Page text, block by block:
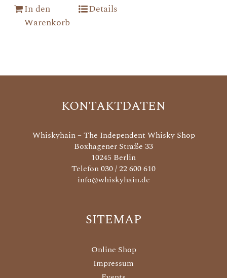
In den
Warenkorb
Details
KONTAKTDATEN
Whiskyhain – The Independent Whisky Shop
Boxhagener Straße 33
10245 Berlin
Telefon 030 / 22 600 610
info@whiskyhain.de
SITEMAP
Online Shop
Impressum